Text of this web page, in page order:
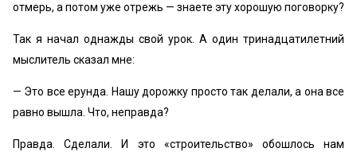
отмерь, а потом уже отрежь — знаете эту хорошую поговорку?
Так я начал однажды свой урок. А один тринадцатилетний
мыслитель сказал мне:
— Это все ерунда. Нашу дорожку просто так делали, а она все
равно вышла. Что, неправда?
Правда. Сделали. И это «строительство» обошлось нам